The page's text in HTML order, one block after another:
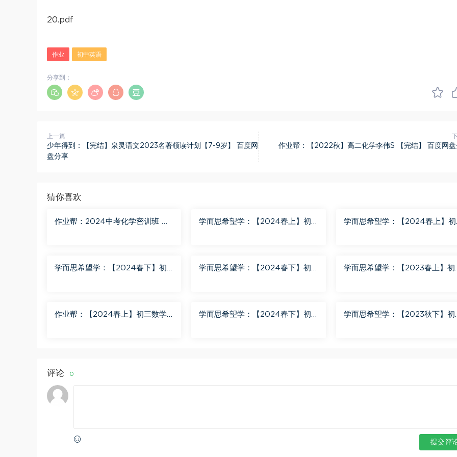
20.pdf
作业 初中英语
分享到：
上一篇
少年得到：【完结】泉灵语文2023名著领读计划【7-9岁】 百度网
盘分享
作业帮：【2022秋】高二化学李伟S 【完结】 百度网
猜你喜欢
作业帮：2024中考化学密训班 百
学而思希望学：【2024春上】初
学而思希望学：【2024春上】初
学而思希望学：【2024春下】初
学而思希望学：【2024春下】初
学而思希望学：【2023春上】初
作业帮：【2024春上】初三数学
学而思希望学：【2024春下】初
学而思希望学：【2023秋下】初
评论 0
提交评